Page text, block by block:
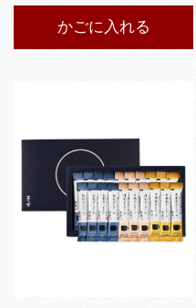
かごに入れる